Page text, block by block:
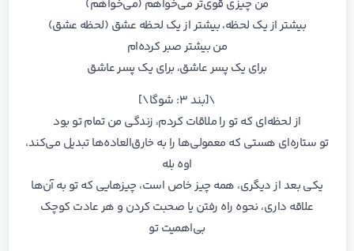
من چیزی قوی‌تر می‌خواهم (می‌خواهم)
بیشتر از یک لحظه، بیشتر از یک لحظه عشق (لحظه عشق)
من بیشتر صبر کرده‌ام
برای یک پسر عاشق، برای یک پسر عاشق
\[بند ۳: شوگا\]
از لحظه‌ای که تو را ملاقات کردم، زندگی من تمام تو بود
تو ستاره‌ای هستی که معمولی‌ها را به خارق‌العاده‌ها تبدیل می‌کند،
اوه بله
یکی بعد از دیگری، همه چیز خاص است، چیزهایی که تو به آن‌ها
علاقه داری، نحوه راه رفتن یا صحبت کردن و هر عادت کوچک
بی‌اهمیت تو